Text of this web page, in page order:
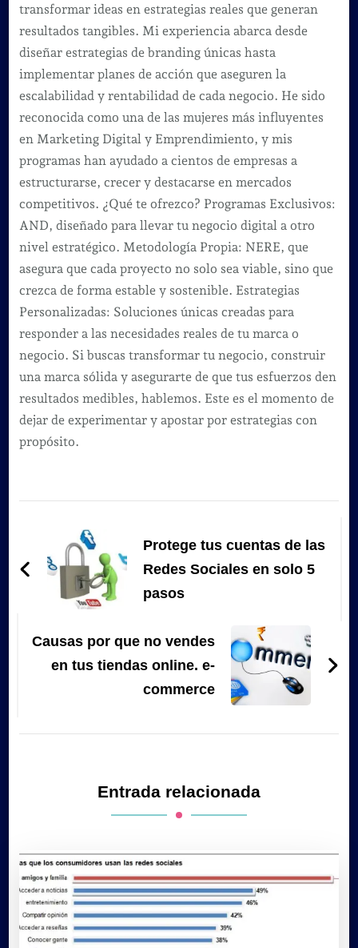
transformar ideas en estrategias reales que generan
resultados tangibles. Mi experiencia abarca desde
diseñar estrategias de branding únicas hasta
implementar planes de acción que aseguren la
escalabilidad y rentabilidad de cada negocio. He sido
reconocida como una de las mujeres más influyentes
en Marketing Digital y Emprendimiento, y mis
programas han ayudado a cientos de empresas a
estructurarse, crecer y destacarse en mercados
competitivos. ¿Qué te ofrezco? Programas Exclusivos:
AND, diseñado para llevar tu negocio digital a otro
nivel estratégico. Metodología Propia: NERE, que
asegura que cada proyecto no solo sea viable, sino que
crezca de forma estable y sostenible. Estrategias
Personalizadas: Soluciones únicas creadas para
responder a las necesidades reales de tu marca o
negocio. Si buscas transformar tu negocio, construir
una marca sólida y asegurarte de que tus esfuerzos den
resultados medibles, hablemos. Este es el momento de
dejar de experimentar y apostar por estrategias con
propósito.
entradas
Protege tus cuentas de las
Redes Sociales en solo 5
pasos
Causas por que no vendes
en tus tiendas online. e-
commerce
Entrada relacionada